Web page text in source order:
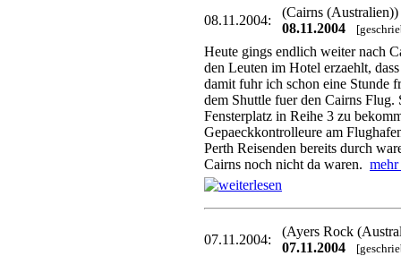
08.11.2004:
(Cairns (Australien))
08.11.2004
Heute gings endlich weiter nach
den Leuten im Hotel erzaehlt,
damit fuhr ich schon eine Stunde
dem Shuttle fuer den Cairns Flug.
Fensterplatz in Reihe 3 zu
Gepaeckkontrolleure am
Perth Reisenden bereits durch
Cairns noch nicht da waren. mehr
07.11.2004:
(Ayers Rock
07.11.2004